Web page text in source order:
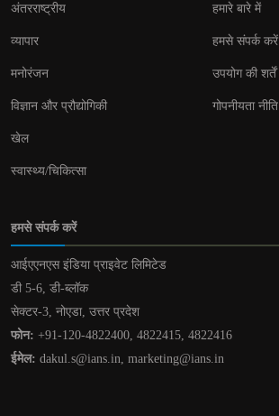
अंतरराष्ट्रीय
व्यापार
मनोरंजन
विज्ञान और प्रौद्योगिकी
खेल
स्वास्थ्य/चिकित्सा
हमारे बारे में
हमसे संपर्क करें
उपयोग की शर्तें
गोपनीयता नीति
हमसे संपर्क करें
आईएएनएस इंडिया प्राइवेट लिमिटेड
डी 5-6, डी-ब्लॉक
सेक्टर-3, नोएडा, उत्तर प्रदेश
फोन: +91-120-4822400, 4822415, 4822416
ईमेल: dakul.s@ians.in, marketing@ians.in